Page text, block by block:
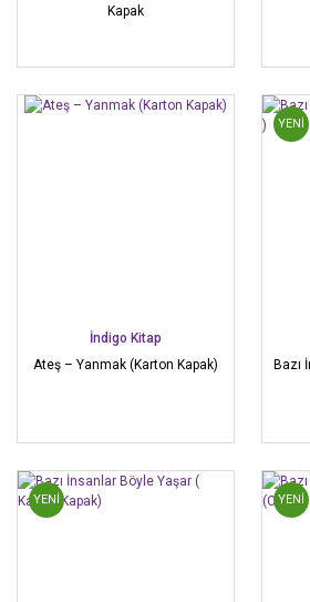
Kapak
İndigo Kitap
Ateş – Yanmak (Karton Kapak)
YENİ
Bazı
YENİ YENİ